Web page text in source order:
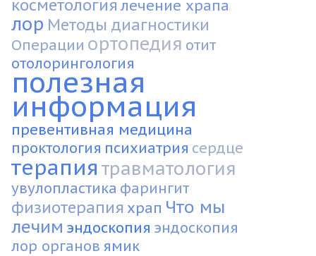
косметология лечение храпа
лор Методы диагностики
Операции ортопедия отит
отолорингология
полезная
информация
превентивная медицина
проктология психиатрия сердце
терапия травматология
увулопластика фарингит
физиотерапия храп Что мы
лечим эндоскопия эндоскопия
лор органов ямик